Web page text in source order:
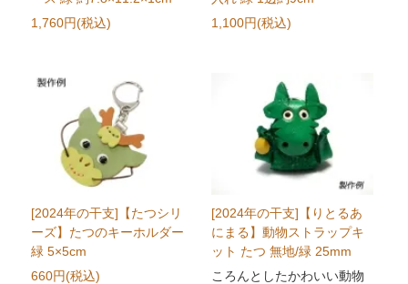
1,760円(税込)
1,100円(税込)
[2024年の干支]【たつシリ
ーズ】たつのキーホルダー
緑 5×5cm
660円(税込)
[2024年の干支]【りとるあ
にまる】動物ストラップキ
ット たつ 無地/緑 25mm
ころんとしたかわいい動物